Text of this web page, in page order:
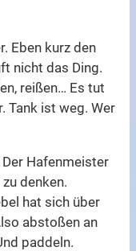
Eben kurz den
nicht das Ding.
reißen… Es tut
Tank ist weg. Wer
Hafenmeister
denken.
hat sich über
abstoßen an
paddeln.